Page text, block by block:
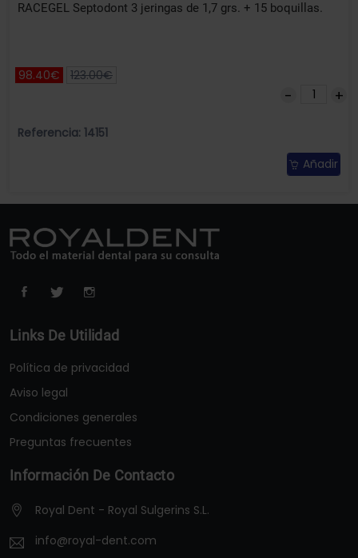
RACEGEL Septodont 3 jeringas de 1,7 grs. + 15 boquillas.
98.40€ 123.00€
Referencia: 14151
Añadir
Links De Utilidad
Política de privacidad
Aviso legal
Condiciones generales
Preguntas frecuentes
Información De Contacto
Royal Dent - Royal Sulgerins S.L.
info@royal-dent.com